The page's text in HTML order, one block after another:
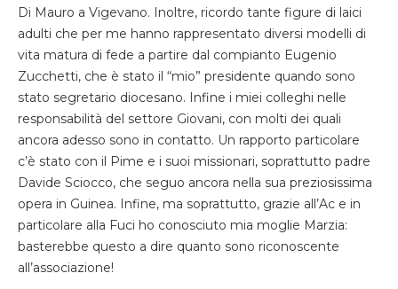
Di Mauro a Vigevano. Inoltre, ricordo tante figure di laici
adulti che per me hanno rappresentato diversi modelli di
vita matura di fede a partire dal compianto Eugenio
Zucchetti, che è stato il “mio” presidente quando sono
stato segretario diocesano. Infine i miei colleghi nelle
responsabilità del settore Giovani, con molti dei quali
ancora adesso sono in contatto. Un rapporto particolare
c’è stato con il Pime e i suoi missionari, soprattutto padre
Davide Sciocco, che seguo ancora nella sua preziosissima
opera in Guinea. Infine, ma soprattutto, grazie all’Ac e in
particolare alla Fuci ho conosciuto mia moglie Marzia:
basterebbe questo a dire quanto sono riconoscente
all’associazione!